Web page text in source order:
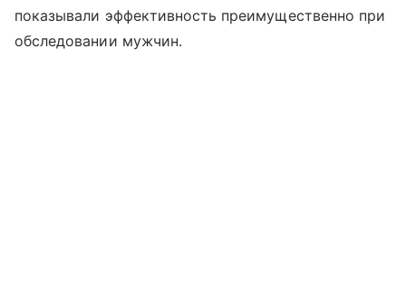
показывали эффективность преимущественно при
обследовании мужчин.